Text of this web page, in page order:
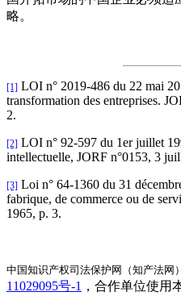
略。
[1] LOI n° 2019-486 du 22 mai
transformation des entreprises.
2.
[2] LOI n° 92-597 du 1er juillet
intellectuelle, JORF n°0153, 3
[3] Loi n° 64-1360 du 31
fabrique, de commerce ou de
1965, p. 3.
中国知识产权司法保护网（知产法网
11029095号-1 ，合作单位使用